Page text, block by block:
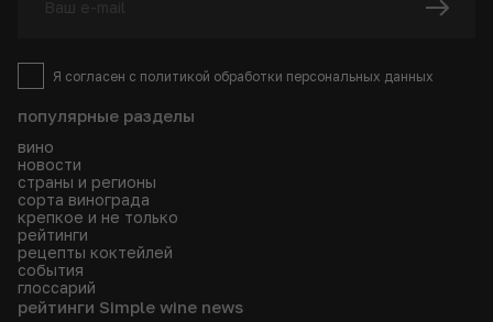
популярные разделы
вино
новости
страны и регионы
сорта винограда
крепкое и не только
рейтинги
рецепты коктейлей
события
глоссарий
рейтинги Simple wine news
Я согласен с политикой обработки персональных данных